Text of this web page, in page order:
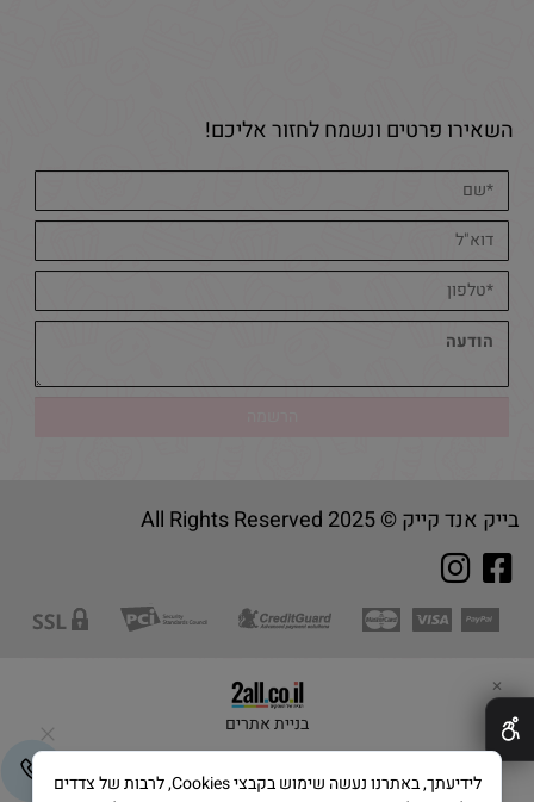
השאירו פרטים ונשמח לחזור אליכם!
בייק אנד קייק © 2025 All Rights Reserved
בניית אתרים
✕
לידיעתך, באתרנו נעשה שימוש בקבצי Cookies, לרבות של צדדים